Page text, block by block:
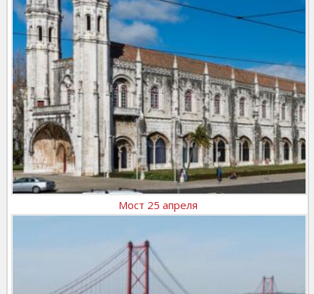
Мост 25 апреля